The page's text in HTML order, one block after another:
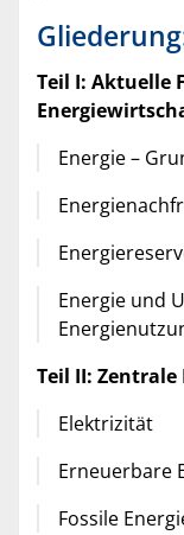
Teil I: Aktuelle
Energie –
Energie und
Teil II:
Elektrizität
Erneuerbare
Fossile